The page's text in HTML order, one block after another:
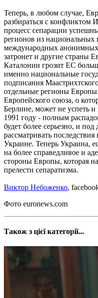
Теперь, в любом случае,
разбираться с конфликтом
процесс сепарации
регионов из национальных
международных
затронет и другие страны
Каталонии грозит ЕС
именно национальные
подписания
отдельные регионы
Европейского союза, о
Берлине, может не успеть
1991 году - полным
будет более серьезно, и
рассматривать
Украине. Теперь Украина,
на более справедливое и
стороны Европы, которая
прелести сепаратизма.
Виктор Небоженко,
Фото euronews.com
Також з цієї категорії...